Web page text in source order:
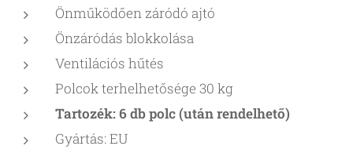
Önműködően záródó ajtó
Önzáródás blokkolása
Ventilációs hűtés
Polcok terhelhetősége 30 kg
Tartozék: 6 db polc (után rendelhető)
Gyártás: EU